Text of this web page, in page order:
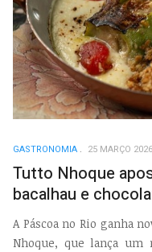
GASTRONOMIA 25 MARÇO 2026
Tutto Nhoque
bacalhau e
A Páscoa no Rio ganha
Nhoque, que lança um